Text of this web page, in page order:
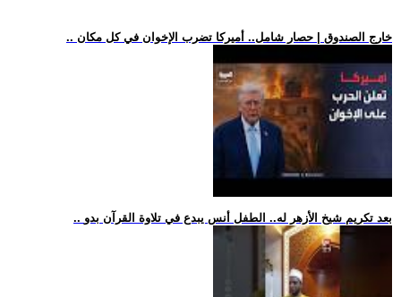
.. خارج الصندوق | حصار شامل.. أميركا تضرب الإخوان في كل مكان
.. بعد تكريم شيخ الأزهر له.. الطفل أنس يبدع في تلاوة القرآن بدو